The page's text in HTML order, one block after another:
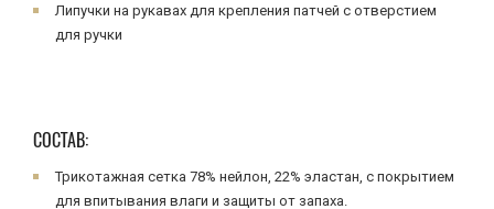
Липучки на рукавах для крепления патчей с отверстием
для ручки
СОСТАВ:
Трикотажная сетка 78% нейлон, 22% эластан, с покрытием
для впитывания влаги и защиты от запаха.